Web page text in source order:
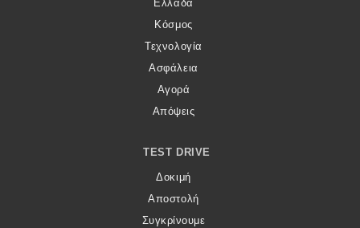
Ελλάδα
Κόσμος
Τεχνολογία
Ασφάλεια
Αγορά
Απόψεις
TEST DRIVE
Δοκιμή
Αποστολή
Συγκρίνουμε